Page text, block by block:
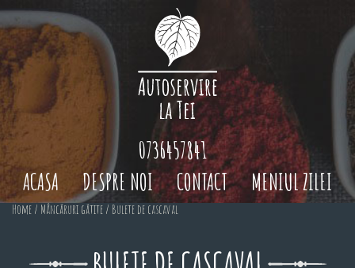
ACASA DESPRE NOI CONTACT MENIUL ZILEI
0736457841
Home / Mâncăruri gătite / Bulete de cascaval